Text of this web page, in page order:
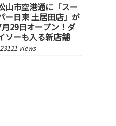
山市空港通に「スー
ー日東 土居田店」が
29日オープン！ダ
ソーも入る新店舗
23121 views